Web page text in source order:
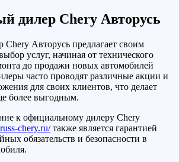
дилер Chery Авторусь
Авторусь предлагает своим
услуг, начиная от технического
до продажи новых автомобилей
часто проводят различные акции и
для своих клиентов, что делает
более выгодным.
к официальному дилеру Chery
chery.ru/также является гарантией
обязательств и безопасности в